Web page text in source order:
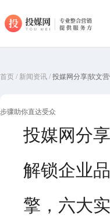
首页 / 新闻资讯 / 投媒网分享|软文
步骤助你直达受众
投媒网分
解锁企业
擎，六大